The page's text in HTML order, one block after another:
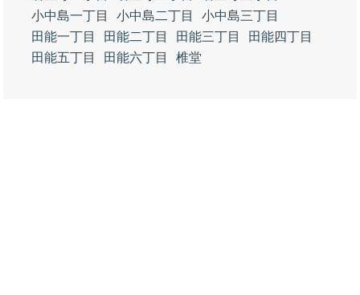
小中島一丁目
小中島二丁目
小中島三丁目
田能一丁目
田能二丁目 田能三丁目
田能四丁目
田能五丁目
田能六丁目 椎堂